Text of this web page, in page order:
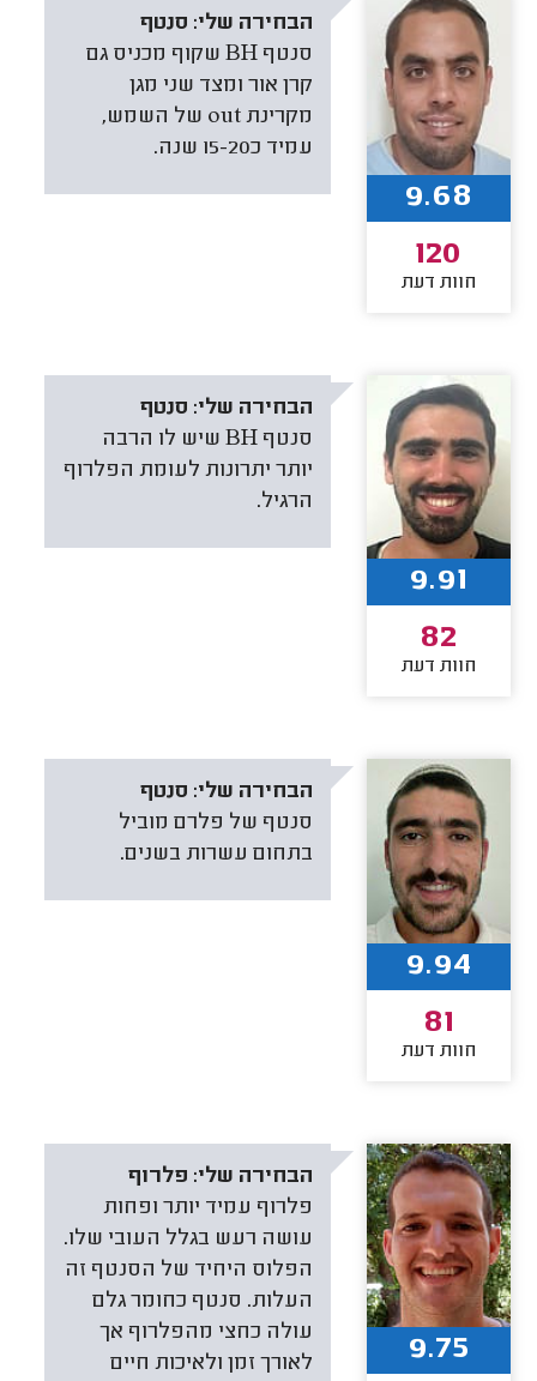
הבחירה שלי: סנטף
סנטף BH שקוף מכניס גם
קרן אור ומצד שני מגן
מקרינת out של השמש,
עמיד כ15-20 שנה.
9.68
120
חוות דעת
הבחירה שלי: סנטף
סנטף BH שיש לו הרבה
יותר יתרונות לעומת הפלרוף
הרגיל.
9.91
82
חוות דעת
הבחירה שלי: סנטף
סנטף של פלרם מוביל
בתחום עשרות בשנים.
9.94
81
חוות דעת
הבחירה שלי: פלרוף
פלרוף עמיד יותר ופחות
עושה רעש בגלל העובי שלו.
הפלוס היחיד של הסנטף זה
העלות. סנטף כחומר גלם
עולה כחצי מהפלרוף אך
לאורך זמן ולאיכות חיים
9.75